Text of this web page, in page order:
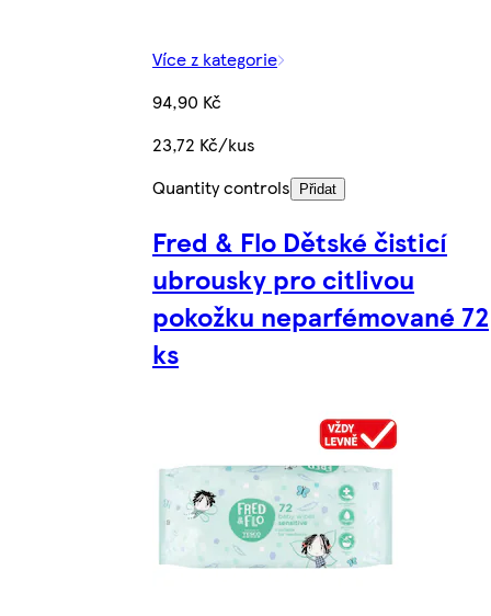
Více z kategorie
94,90 Kč
23,72 Kč/kus
Quantity controls
Přidat
Fred & Flo Dětské čisticí
ubrousky pro citlivou
pokožku neparfémované 72
ks